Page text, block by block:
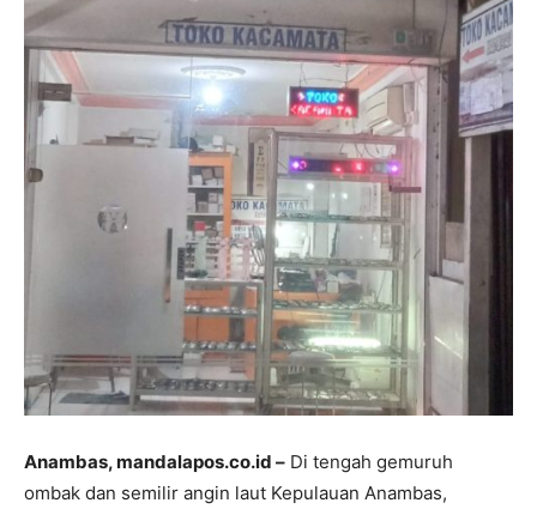
Anambas, mandalapos.co.id – Di tengah gemuruh
ombak dan semilir angin laut Kepulauan Anambas,